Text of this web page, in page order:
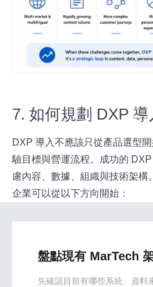
7. 如何規劃 DXP 導
DXP 導入不應該只從產品選型
驗目標與營運流程。成功的
慮內容、數據、組織與技術架構。
企業可以從以下方向開始：
盤點現有 MarTech
先確認目前有哪些系統、資料